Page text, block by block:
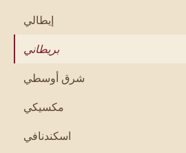
إيطالي
بريطاني
شرق أوسطي
مكسيكي
اسكندنافي